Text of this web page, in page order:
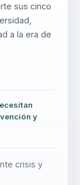
sus cinco
a la era de
y
crisis y